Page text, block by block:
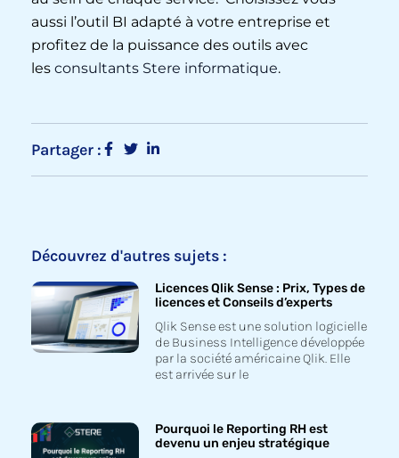
aussi l’outil BI adapté à votre entreprise et
profitez de la puissance des outils avec
les consultants Stere informatique.
Partager :
Découvrez d'autres sujets :
Licences Qlik Sense : Prix, Types de
licences et Conseils d’experts
Qlik Sense est une solution logicielle
de Business Intelligence développée
par la société américaine Qlik. Elle
est arrivée sur le
Pourquoi le Reporting RH est
devenu un enjeu stratégique